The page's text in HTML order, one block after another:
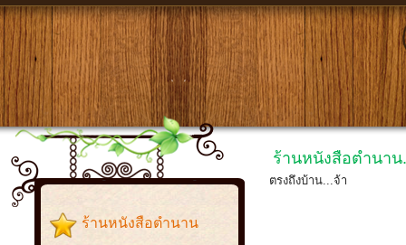
ร้านหนังสือตำนาน
ร้านหนังสือตำนาน
ตรงถึงบ้าน...จ้า